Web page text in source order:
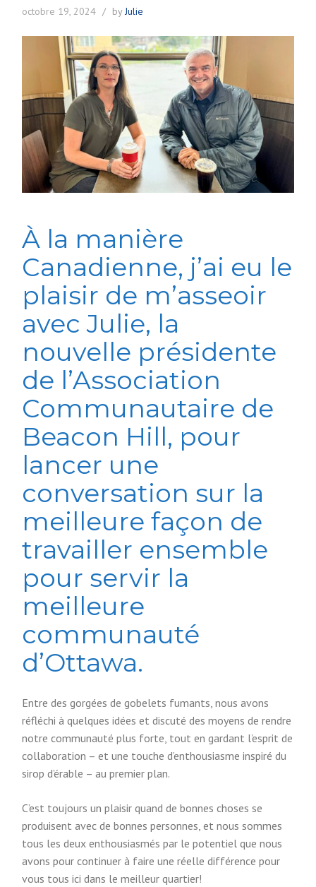
octobre 19, 2024 by Julie
À la manière
Canadienne, j’ai eu le
plaisir de m’asseoir
avec Julie, la
nouvelle présidente
de l’Association
Communautaire de
Beacon Hill, pour
lancer une
conversation sur la
meilleure façon de
travailler ensemble
pour servir la
meilleure
communauté
d’Ottawa.
Entre des gorgées de gobelets fumants, nous avons
réfléchi à quelques idées et discuté des moyens de rendre
notre communauté plus forte, tout en gardant l’esprit de
collaboration – et une touche d’enthousiasme inspiré du
sirop d’érable – au premier plan.
C’est toujours un plaisir quand de bonnes choses se
produisent avec de bonnes personnes, et nous sommes
tous les deux enthousiasmés par le potentiel que nous
avons pour continuer à faire une réelle différence pour
vous tous ici dans le meilleur quartier!